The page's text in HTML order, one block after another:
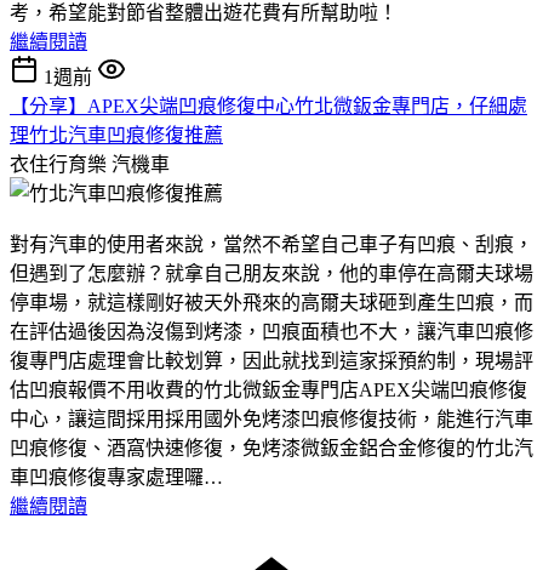
考，希望能對節省整體出遊花費有所幫助啦！
繼續閱讀
1週前
【分享】APEX尖端凹痕修復中心竹北微鈑金專門店，仔細處
理竹北汽車凹痕修復推薦
衣住行育樂 汽機車
對有汽車的使用者來說，當然不希望自己車子有凹痕、刮痕，
但遇到了怎麼辦？就拿自己朋友來說，他的車停在高爾夫球場
停車場，就這樣剛好被天外飛來的高爾夫球砸到產生凹痕，而
在評估過後因為沒傷到烤漆，凹痕面積也不大，讓汽車凹痕修
復專門店處理會比較划算，因此就找到這家採預約制，現場評
估凹痕報價不用收費的竹北微鈑金專門店APEX尖端凹痕修復
中心，讓這間採用採用國外免烤漆凹痕修復技術，能進行汽車
凹痕修復、酒窩快速修復，免烤漆微鈑金鋁合金修復的竹北汽
車凹痕修復專家處理囉…
繼續閱讀